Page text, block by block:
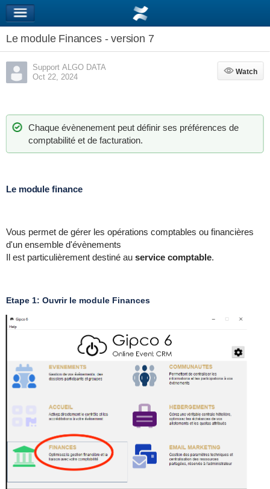
Le module Finances - version 7
Support ALGO DATA
Oct 22, 2024
Watch
Watch
Chaque évènenement peut définir ses préférences de
comptabilité et de facturation.
Le module finance
Vous permet de gérer les opérations comptables ou financières
d'un ensemble d'évènements
Il est particulièrement destiné au service comptable.
Etape 1: Ouvrir le module Finances